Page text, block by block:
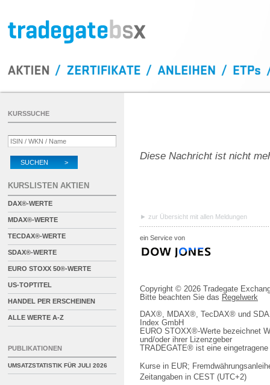
Diese Nachricht ist nicht
zur Übersicht mit allen Meldungen
ein Service von
Copyright © 2026 Tradegate
Bitte beachten Sie das Regelwerk
DAX®, MDAX®, TecDAX® und
Index GmbH
EURO STOXX®-Werte bezeichnet
und/oder ihrer Lizenzgeber
TRADEGATE® ist eine
Kurse in EUR;
Zeitangaben in CEST (UTC+2)
KURSSUCHE
SUCHEN >
KURSLISTEN AKTIEN
DAX®-WERTE
MDAX®-WERTE
TECDAX®-WERTE
SDAX®-WERTE
EURO STOXX 50®-WERTE
US-TOPTITEL
HANDEL PER ERSCHEINEN
ALLE WERTE A-Z
PUBLIKATIONEN
UMSATZSTATISTIK FÜR JULI 2026